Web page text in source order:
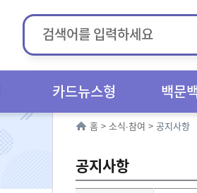
카드뉴스형 백문
홈 > 소식∙참여 > 공지사항
공지사항